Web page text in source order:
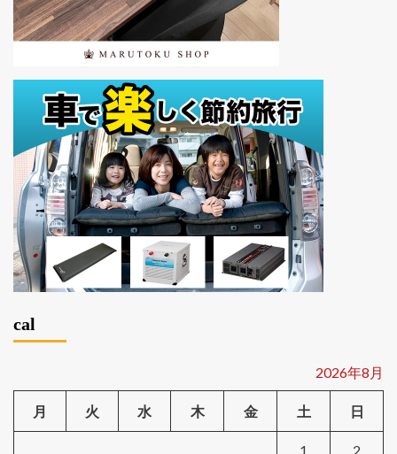
cal
2026年8月
月 火 水 木 金 土 日
1 2